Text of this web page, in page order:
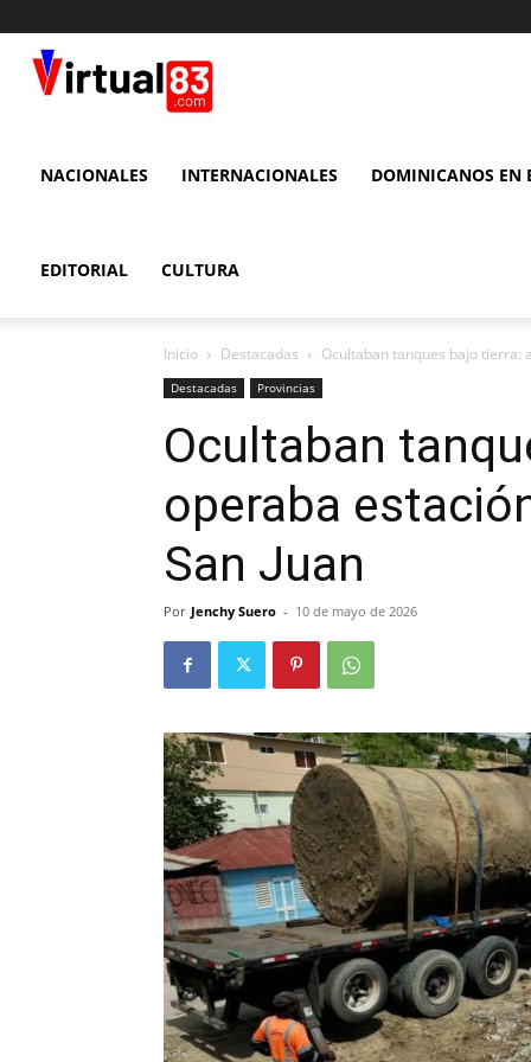
83
NACIONALES INTERNACIONALES DOMINICANOS EN
EDITORIAL CULTURA
Inicio Destacadas Ocultaban tanques bajo tierra:
Destacadas Provincias
Ocultaban
operaba
San Juan
Por Jenchy Suero - 10 de mayo de 2026